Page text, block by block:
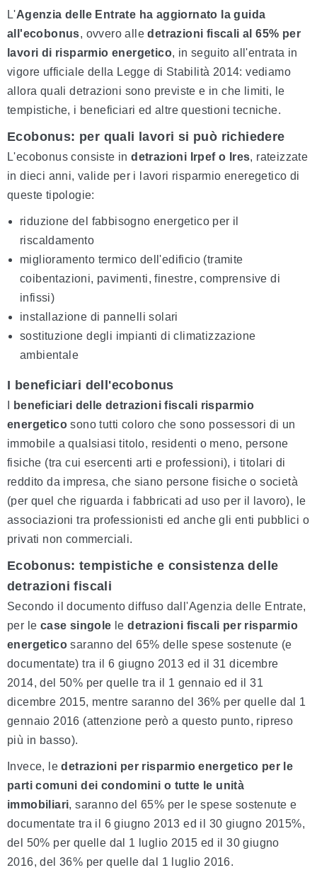
L'Agenzia delle Entrate ha aggiornato la guida
all'ecobonus, ovvero alledetrazioni fiscali al 65% per
lavori di risparmio energetico, in seguito all'entrata in
vigore ufficiale della Legge di Stabilità 2014: vediamo
allora quali detrazioni sono previste e in che limiti, le
tempistiche, i beneficiari ed altre questioni tecniche.
Ecobonus: per quali lavori si può richiedere
L'ecobonus consiste indetrazioni Irpef o Ires, rateizzate
in dieci anni, valide per i lavori risparmio eneregetico di
queste tipologie:
riduzione del fabbisogno energetico per il
riscaldamento
miglioramento termico dell'edificio (tramite
coibentazioni, pavimenti, finestre, comprensive di
infissi)
installazione di pannelli solari
sostituzione degli impianti di climatizzazione
ambientale
I beneficiari dell'ecobonus
beneficiari delle detrazioni fiscali risparmio
energetico sono tutti coloro che sono possessori di un
immobile a qualsiasi titolo, residenti o meno, persone
fisiche (tra cui esercenti arti e professioni), i titolari di
reddito da impresa, che siano persone fisiche o società
(per quel che riguarda i fabbricati ad uso per il lavoro), le
associazioni tra professionisti ed anche gli enti pubblici o
privati non commerciali.
Ecobonus: tempistiche e consistenza delle
detrazioni fiscali
Secondo il documento diffuso dall'Agenzia delle Entrate,
per le case singole ledetrazioni fiscali per risparmio
energetico saranno del 65% delle spese sostenute (e
documentate) tra il 6 giugno 2013 ed il 31 dicembre
2014, del 50% per quelle tra il 1 gennaio ed il 31
dicembre 2015, mentre saranno del 36% per quelle dal 1
gennaio 2016 (attenzione però a questo punto, ripreso
più in basso).
Invece, ledetrazioni per risparmio energetico per le
parti comuni dei condomini o tutte le unità
immobiliari, saranno del 65% per le spese sostenute e
documentate tra il 6 giugno 2013 ed il 30 giugno 2015%,
del 50% per quelle dal 1 luglio 2015 ed il 30 giugno
2016, del 36% per quelle dal 1 luglio 2016.